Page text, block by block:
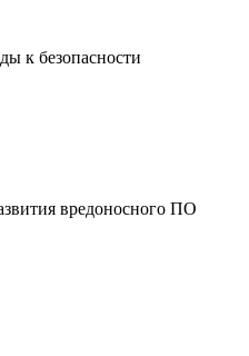
к безопасности
вредоносного ПО